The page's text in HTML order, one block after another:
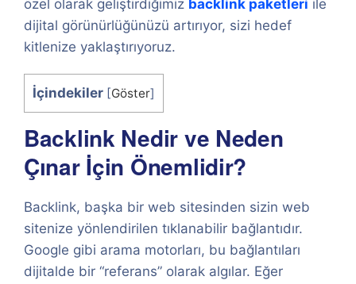
özel olarak geliştirdiğimiz backlink paketleri ile
dijital görünürlüğünüzü artırıyor, sizi hedef
kitlenize yaklaştırıyoruz.
İçindekiler [Göster]
Backlink Nedir ve Neden
Çınar İçin Önemlidir?
Backlink, başka bir web sitesinden sizin web
sitenize yönlendirilen tıklanabilir bağlantıdır.
Google gibi arama motorları, bu bağlantıları
dijitalde bir “referans” olarak algılar. Eğer